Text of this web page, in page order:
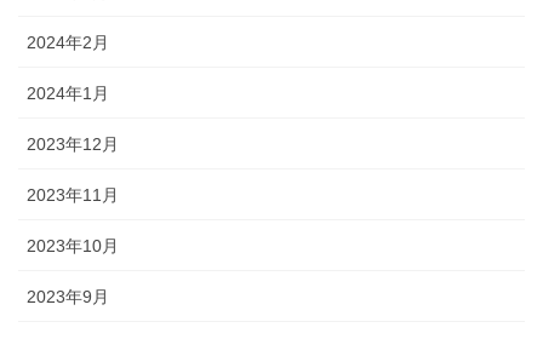
2024年2月
2024年1月
2023年12月
2023年11月
2023年10月
2023年9月